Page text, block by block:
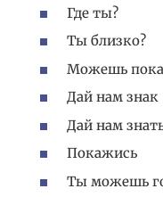
Где ты?
Ты близко?
Можешь
Дай нам знак
Дай нам
Покажись
Ты можешь